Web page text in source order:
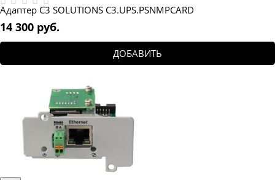
Адаптер C3 SOLUTIONS C3.UPS.PSNMPCARD
14 300 руб.
ДОБАВИТЬ